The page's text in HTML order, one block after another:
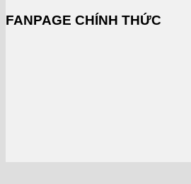
FANPAGE CHÍNH THỨC